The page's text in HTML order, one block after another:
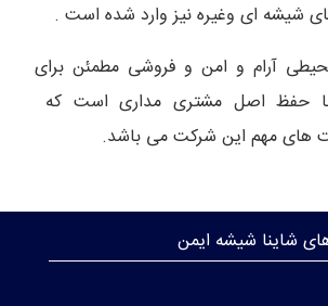
شیشه ای وغیره نیز وارد شده است .
آرام و امن و فروشی مطمئن برای
با حفظ اصل مشتری مداری است که
های مهم این شرکت می باشد.
شاینا شیشه ایمن